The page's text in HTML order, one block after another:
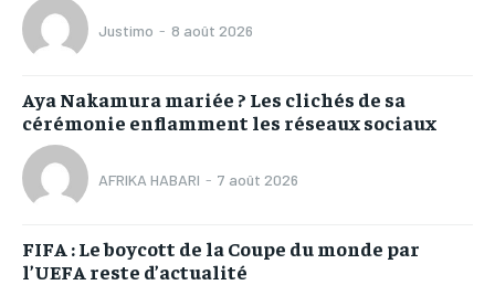
Justimo - 8 août 2026
Aya Nakamura mariée ? Les clichés de sa
cérémonie enflamment les réseaux sociaux
AFRIKA HABARI - 7 août 2026
FIFA : Le boycott de la Coupe du monde par
l’UEFA reste d’actualité